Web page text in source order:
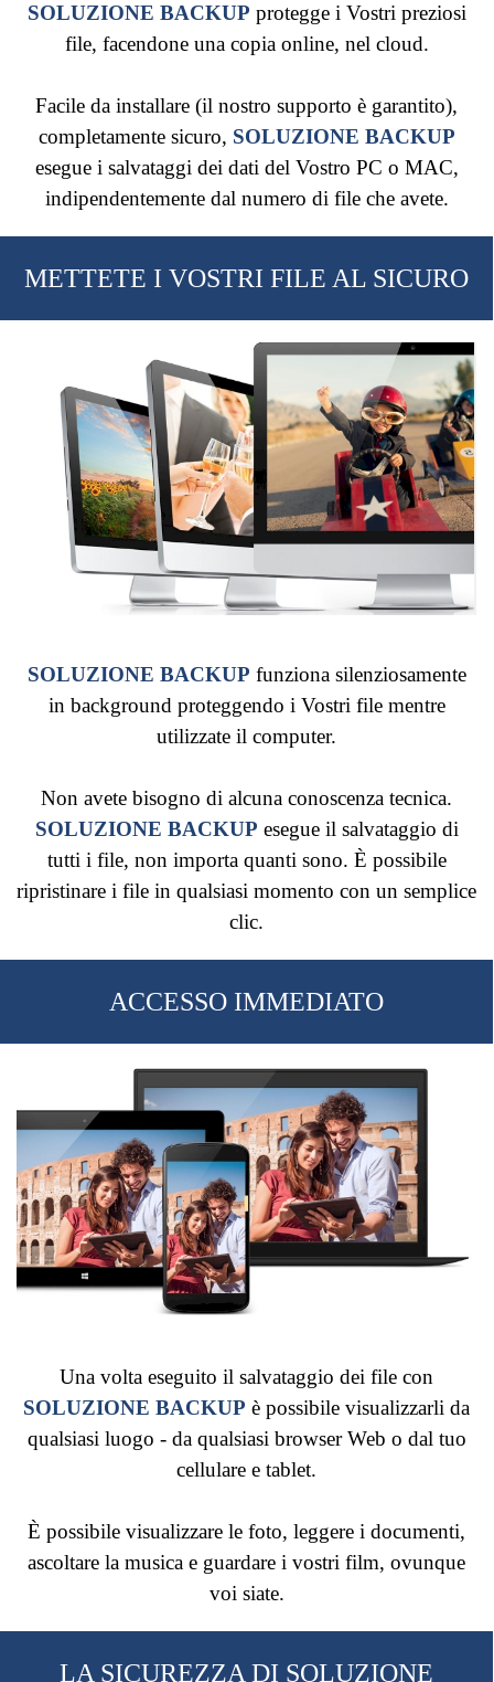
SOLUZIONE BACKUP protegge i Vostri preziosi
file, facendone una copia online, nel cloud.
Facile da installare (il nostro supporto è garantito),
completamente sicuro, SOLUZIONE BACKUP
esegue i salvataggi dei dati del Vostro PC o MAC,
indipendentemente dal numero di file che avete.
METTETE I VOSTRI FILE AL SICURO
SOLUZIONE BACKUP funziona silenziosamente
in background proteggendo i Vostri file mentre
utilizzate il computer.
Non avete bisogno di alcuna conoscenza tecnica.
SOLUZIONE BACKUP esegue il salvataggio di
tutti i file, non importa quanti sono. È possibile
ripristinare i file in qualsiasi momento con un semplice
clic.
ACCESSO IMMEDIATO
Una volta eseguito il salvataggio dei file con
SOLUZIONE BACKUP è possibile visualizzarli da
qualsiasi luogo - da qualsiasi browser Web o dal tuo
cellulare e tablet.
È possibile visualizzare le foto, leggere i documenti,
ascoltare la musica e guardare i vostri film, ovunque
voi siate.
LA SICUREZZA DI SOLUZIONE